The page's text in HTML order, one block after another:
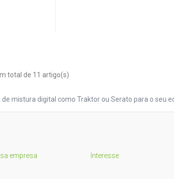
total de 11 artigo(s)
mistura digital como Traktor ou Serato para o seu
empresa Interesse